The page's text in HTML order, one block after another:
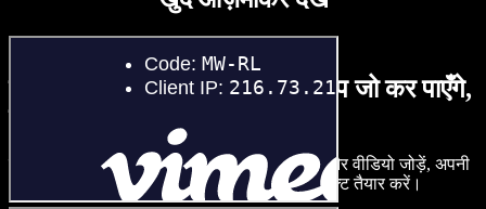
यहाँ Speechify Studio के साथ आप जो कर पाएँगे,
वॉइस-ओवर बनाएं, रॉयल्टी-फ्री स्टॉक इमेज, ऑडियो और वीडियो जोड़ें, अपनी
आवाज़ क्लोन करें, और बेहतरीन ऑडियो-वीडियो प्रोजेक्ट तैयार करें।